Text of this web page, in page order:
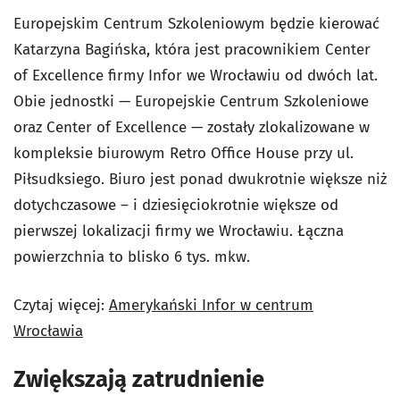
Europejskim Centrum Szkoleniowym będzie kierować
Katarzyna Bagińska, która jest pracownikiem Center
of Excellence firmy Infor we Wrocławiu od dwóch lat.
Obie jednostki — Europejskie Centrum Szkoleniowe
oraz Center of Excellence — zostały zlokalizowane w
kompleksie biurowym Retro Office House przy ul.
Piłsudksiego. Biuro jest ponad dwukrotnie większe niż
dotychczasowe – i dziesięciokrotnie większe od
pierwszej lokalizacji firmy we Wrocławiu. Łączna
powierzchnia to blisko 6 tys. mkw.
Czytaj więcej: Amerykański Infor w centrum
Wrocławia
Zwiększają zatrudnienie